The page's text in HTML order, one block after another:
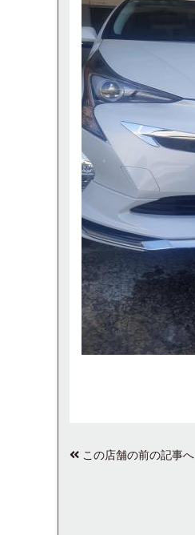
この店舗の前の記事へ